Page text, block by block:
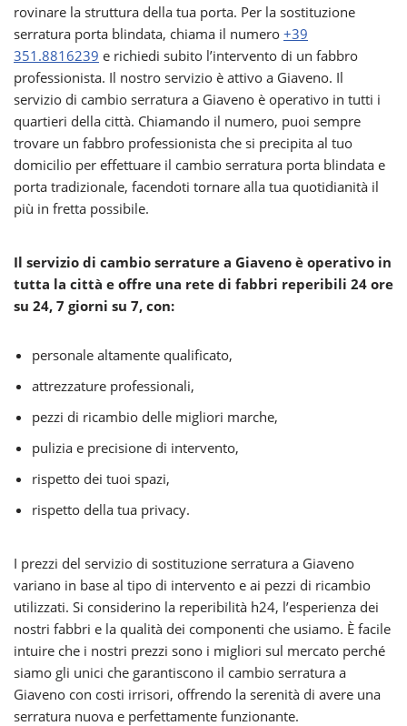
rovinare la struttura della tua porta. Per la sostituzione
serratura porta blindata, chiama il numero +39
351.8816239 e richiedi subito l’intervento di un fabbro
professionista. Il nostro servizio è attivo a Giaveno. Il
servizio di cambio serratura a Giaveno è operativo in tutti i
quartieri della città. Chiamando il numero, puoi sempre
trovare un fabbro professionista che si precipita al tuo
domicilio per effettuare il cambio serratura porta blindata e
porta tradizionale, facendoti tornare alla tua quotidianità il
più in fretta possibile.
Il servizio di cambio serrature a Giaveno è operativo in
tutta la città e offre una rete di fabbri reperibili 24 ore
su 24, 7 giorni su 7, con:
personale altamente qualificato,
attrezzature professionali,
pezzi di ricambio delle migliori marche,
pulizia e precisione di intervento,
rispetto dei tuoi spazi,
rispetto della tua privacy.
I prezzi del servizio di sostituzione serratura a Giaveno
variano in base al tipo di intervento e ai pezzi di ricambio
utilizzati. Si considerino la reperibilità h24, l’esperienza dei
nostri fabbri e la qualità dei componenti che usiamo. È facile
intuire che i nostri prezzi sono i migliori sul mercato perché
siamo gli unici che garantiscono il cambio serratura a
Giaveno con costi irrisori, offrendo la serenità di avere una
serratura nuova e perfettamente funzionante.